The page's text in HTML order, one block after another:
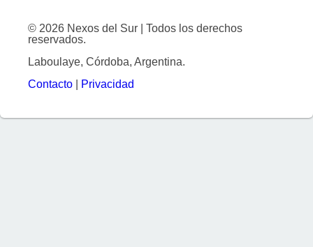
© 2026 Nexos del Sur | Todos los derechos
reservados.
Laboulaye, Córdoba, Argentina.
Contacto
Privacidad